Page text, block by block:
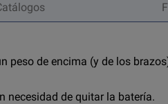
peso de encima (y de los
necesidad de quitar la batería.